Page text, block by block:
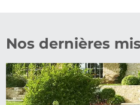
Nos dernières